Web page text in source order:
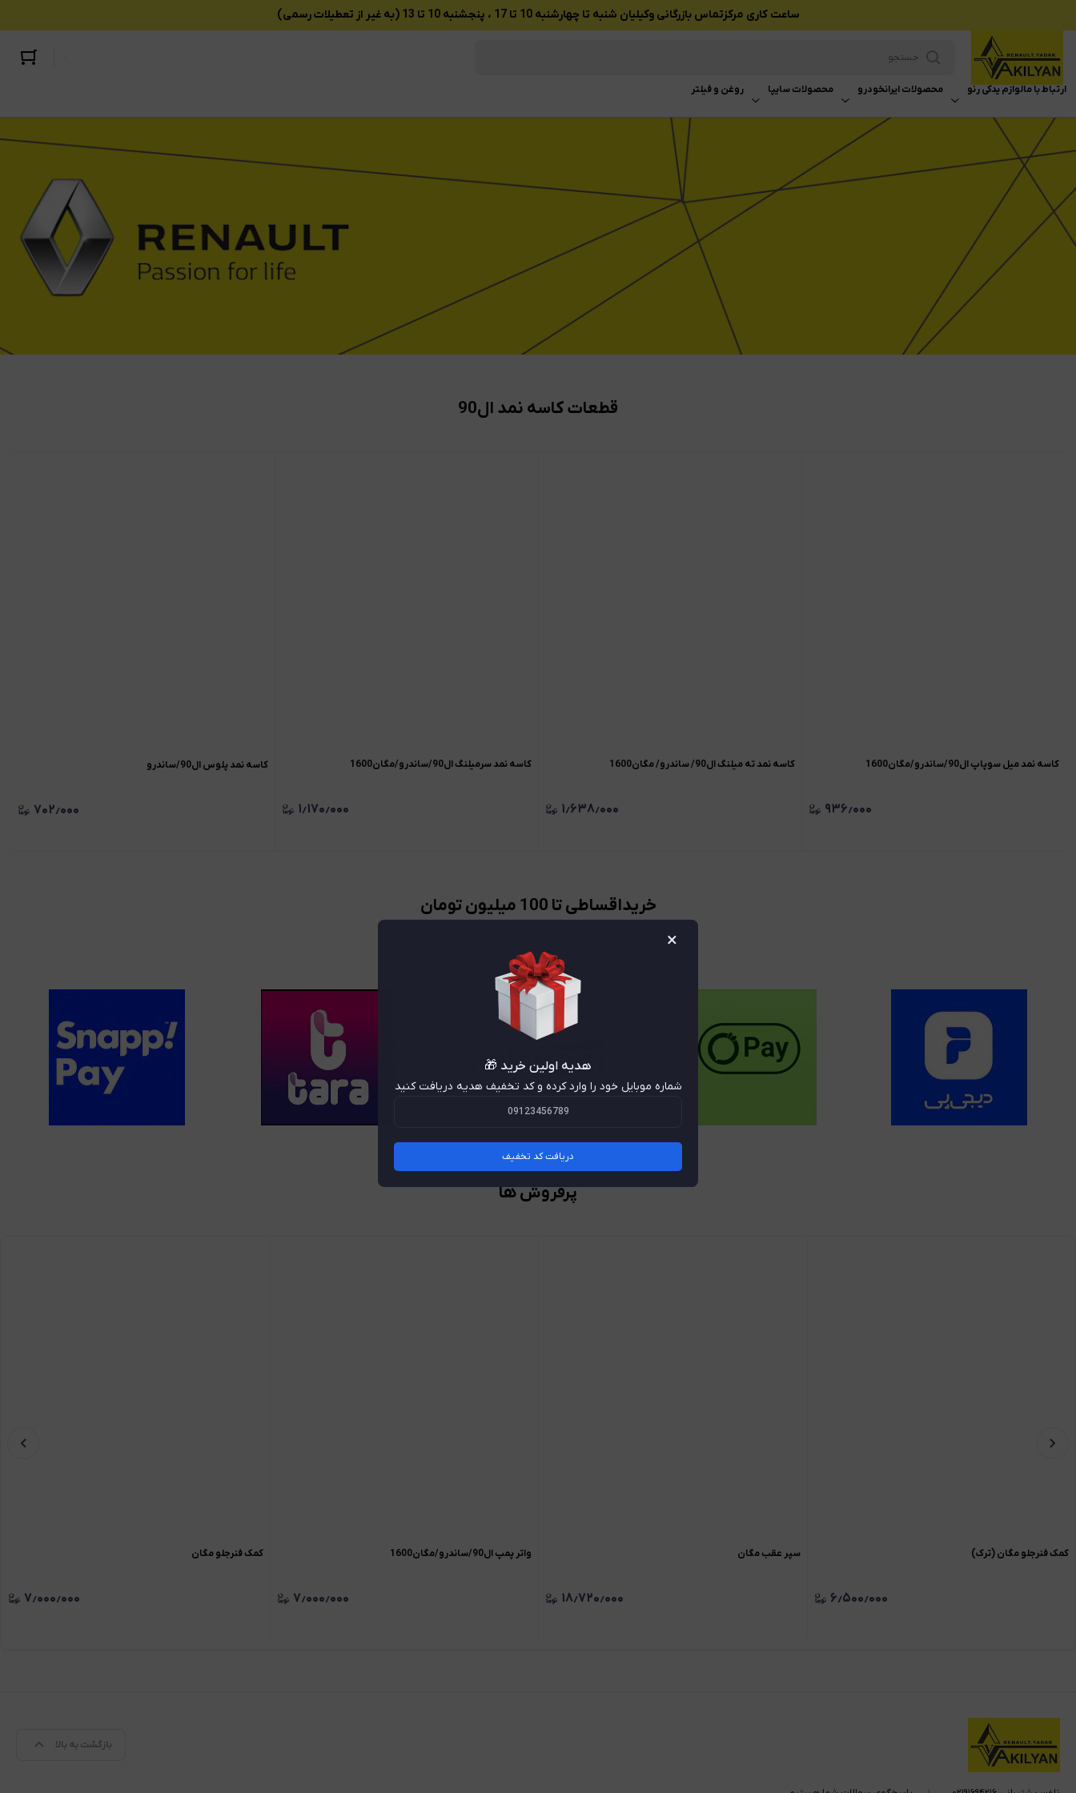
ساعت کاری مرکزتماس بازرگانی وکیلیان شنبه تا چهارشنبه 10 تا 17 ، پنجشنبه 10 تا 13 (به غیر از تعطیلات رسمی)
ارتباط با مالوازم یدکی رنو محصولات ایرانخودرو محصولات سایپا روغن و فیلتر
قطعات کاسه نمد ال90
کاسه نمد میل سوپاپ ال90/ساندرو/مگان1600
۹۳۶٫۰۰۰
کاسه نمد ته میلنگ ال90/ ساندرو/ مگان1600
۱٫۶۳۸٫۰۰۰
کاسه نمد سرمیلنگ ال90/ساندرو/مگان1600
۱٫۱۷۰٫۰۰۰
کاسه نمد پلوس ال90/ساندرو
۷۰۲٫۰۰۰
خریداقساطی تا 100 میلیون تومان
پرفروش ها
کمک فنرجلو مگان (ترک)
۶٫۵۰۰٫۰۰۰
سپر عقب مگان
۱۸٫۷۲۰٫۰۰۰
واتر پمپ ال90/ساندرو/مگان1600
۷٫۰۰۰٫۰۰۰
کمک فنرجلو مگان
۷٫۰۰۰٫۰۰۰
بازگشت به بالا
×
هدیه اولین خرید 🎁
شماره موبایل خود را وارد کرده و کد تخفیف هدیه دریافت کنید
دریافت کد تخفیف